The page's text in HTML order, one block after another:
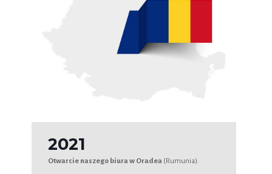
2021
Otwarcie naszego biura w Oradea (Rumunia).